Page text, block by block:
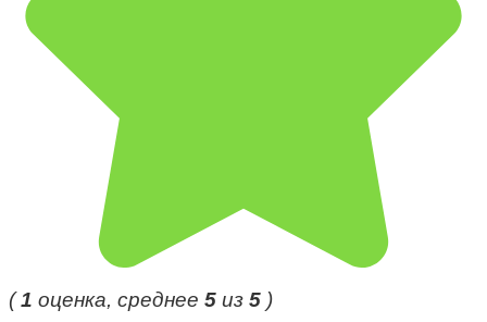
(1 оценка, среднее 5 из 5 )